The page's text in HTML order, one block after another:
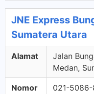
JNE Express
Sumatera Utara
Alamat
Jalan
Medan,
Nomor
021-